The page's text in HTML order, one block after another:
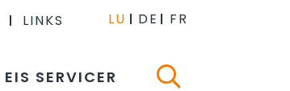
LINKS LU DE FR
EIS SERVICER